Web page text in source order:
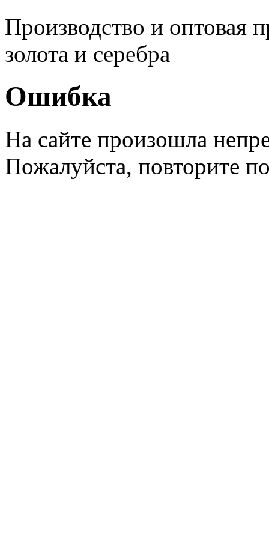
Производство и оптовая
золота и серебра
Ошибка
На сайте произошла
Пожалуйста, повторите